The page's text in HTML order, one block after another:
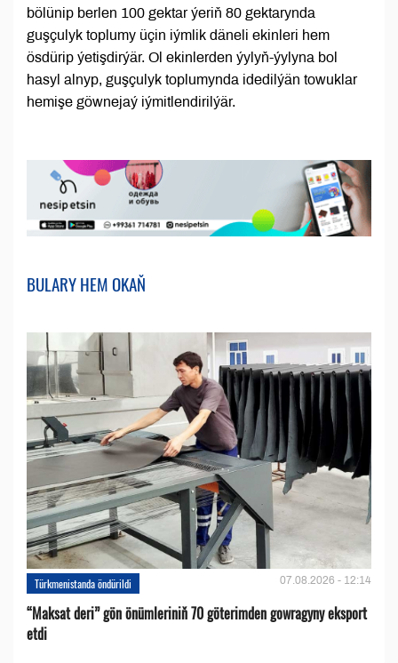
bölünip berlen 100 gektar ýeriň 80 gektarynda
guşçulyk toplumy üçin iýmlik däneli ekinleri hem
ösdürip ýetişdirýär. Ol ekinlerden ýylyň-ýylyna bol
hasyl alnyp, guşçulyk toplumynda idedilýän towuklar
hemişe göwnejaý iýmitlendirilýär.
BULARY HEM OKAŇ
Türkmenistanda öndürildi 07.08.2026 - 12:14
“Maksat deri” gön önümleriniň 70 göterimden gowragyny eksport
etdi